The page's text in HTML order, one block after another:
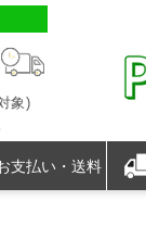
象)
支払い・送料